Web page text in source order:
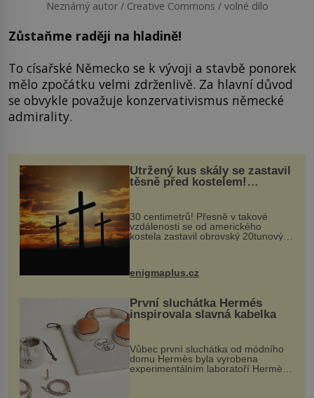
Neznámý autor / Creative Commons / volné dílo
Zůstaňme raději na hladině!
To císařské Německo se k vývoji a stavbě ponorek
mělo zpočátku velmi zdrženlivě. Za hlavní důvod
se obvykle považuje konzervativismus německé
admirality.
Utržený kus skály se zastavil
těsně před kostelem!
Ochránila ho boží síla?
30 centimetrů! Přesně v takové
vzdálenosti se od amerického
kostela zastavil obrovský 20tunový
...
enigmaplus.cz
První sluchátka Hermés
inspirovala slavná kabelka
Vůbec první sluchátka od módního
domu Hermès byla vyrobena
experimentálním laboratoří Hermès